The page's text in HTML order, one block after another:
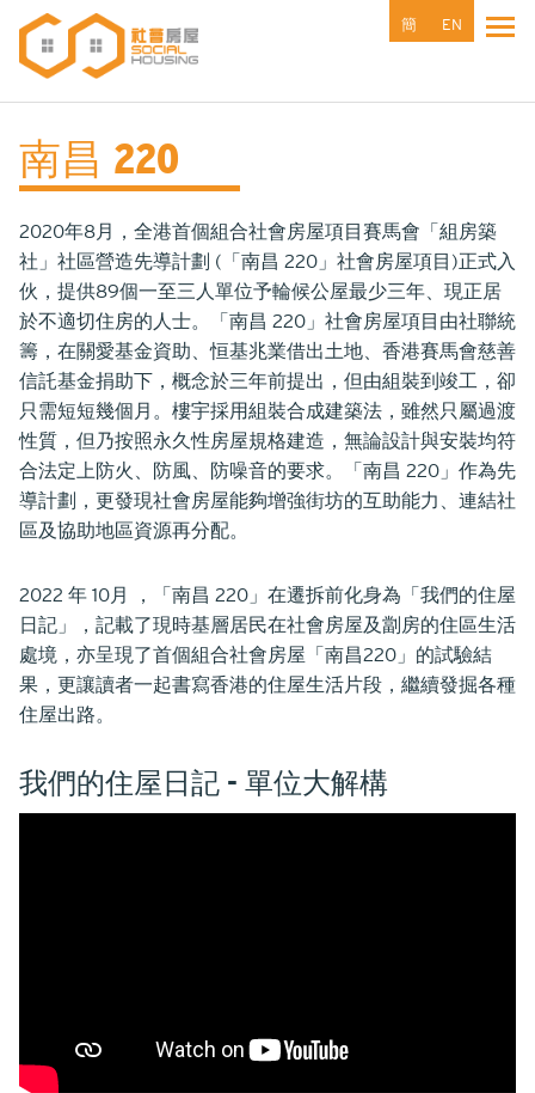
內
簡 EN
南昌 220
2020年8月，全港首個組合社會房屋項目賽馬會「組房築
社」社區營造先導計劃 (「南昌 220」社會房屋項目)正式入
伙，提供89個一至三人單位予輪候公屋最少三年、現正居
於不適切住房的人士。「南昌 220」社會房屋項目由社聯統
籌，在關愛基金資助、恒基兆業借出土地、香港賽馬會慈善
信託基金捐助下，概念於三年前提出，但由組裝到竣工，卻
只需短短幾個月。樓宇採用組裝合成建築法，雖然只屬過渡
性質，但乃按照永久性房屋規格建造，無論設計與安裝均符
合法定上防火、防風、防噪音的要求。「南昌 220」作為先
導計劃，更發現社會房屋能夠增強街坊的互助能力、連結社
區及協助地區資源再分配。
2022 年 10月 ，「南昌 220」在遷拆前化身為「我們的住屋
日記」，記載了現時基層居民在社會房屋及劏房的住區生活
處境，亦呈現了首個組合社會房屋「南昌220」的試驗結
果，更讓讀者一起書寫香港的住屋生活片段，繼續發掘各種
住屋出路。
我們的住屋日記 - 單位大解構